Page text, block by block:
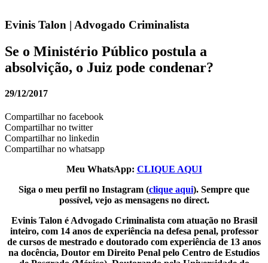
Evinis Talon | Advogado Criminalista
Se o Ministério Público postula a
absolvição, o Juiz pode condenar?
29/12/2017
Compartilhar no facebook
Compartilhar no twitter
Compartilhar no linkedin
Compartilhar no whatsapp
Meu WhatsApp: CLIQUE AQUI
Siga o meu perfil no Instagram (clique aqui). Sempre que
possível, vejo as mensagens no direct.
Evinis Talon é Advogado Criminalista com atuação no Brasil
inteiro, com 14 anos de experiência na defesa penal, professor
de cursos de mestrado e doutorado com experiência de 13 anos
na docência, Doutor em Direito Penal pelo Centro de Estudios